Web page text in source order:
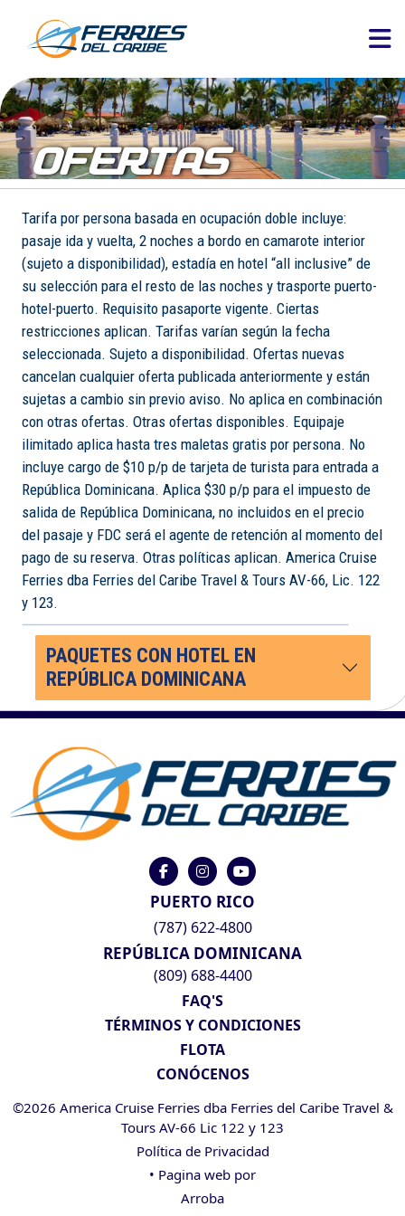
OFERTAS
Tarifa por persona basada en ocupación doble incluye:
pasaje ida y vuelta, 2 noches a bordo en camarote interior
(sujeto a disponibilidad), estadía en hotel “all inclusive” de
su selección para el resto de las noches y trasporte puerto-
hotel-puerto. Requisito pasaporte vigente. Ciertas
restricciones aplican. Tarifas varían según la fecha
seleccionada. Sujeto a disponibilidad. Ofertas nuevas
cancelan cualquier oferta publicada anteriormente y están
sujetas a cambio sin previo aviso. No aplica en combinación
con otras ofertas. Otras ofertas disponibles. Equipaje
ilimitado aplica hasta tres maletas gratis por persona. No
incluye cargo de $10 p/p de tarjeta de turista para entrada a
República Dominicana. Aplica $30 p/p para el impuesto de
salida de República Dominicana, no incluidos en el precio
del pasaje y FDC será el agente de retención al momento del
pago de su reserva. Otras políticas aplican. America Cruise
Ferries dba Ferries del Caribe Travel & Tours AV-66, Lic. 122
y 123.
PAQUETES CON HOTEL EN
REPÚBLICA DOMINICANA
PUERTO RICO
(787) 622-4800
REPÚBLICA DOMINICANA
(809) 688-4400
FAQ'S
TÉRMINOS Y CONDICIONES
FLOTA
CONÓCENOS
©2026 America Cruise Ferries dba Ferries del Caribe Travel &
Tours AV-66 Lic 122 y 123
Política de Privacidad
• Pagina web por
Arroba